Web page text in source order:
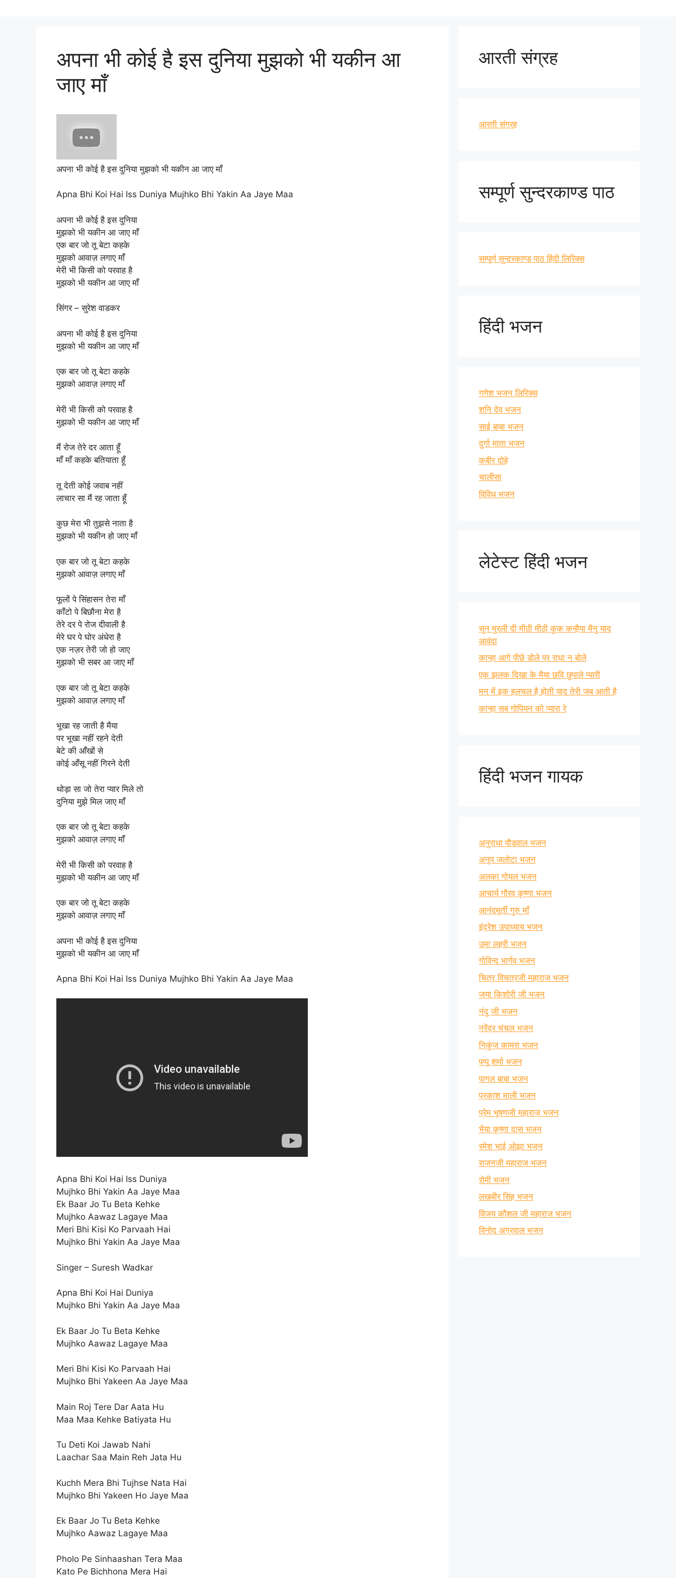
अपना भी कोई है इस दुनिया मुझको भी यकीन आ
जाए माँ
अपना भी कोई है इस दुनिया मुझको भी यकीन आ जाए माँ
Apna Bhi Koi Hai Iss Duniya Mujhko Bhi Yakin Aa Jaye Maa
अपना भी कोई है इस दुनिया
मुझको भी यकीन आ जाए माँ
एक बार जो तू बेटा कहके
मुझको आवाज़ लगाए माँ
मेरी भी किसी को परवाह है
मुझको भी यकीन आ जाए माँ
सिंगर – सुरेश वाडकर
अपना भी कोई है इस दुनिया
मुझको भी यकीन आ जाए माँ
एक बार जो तू बेटा कहके
मुझको आवाज़ लगाए माँ
मेरी भी किसी को परवाह है
मुझको भी यकीन आ जाए माँ
मैं रोज तेरे दर आता हूँ
माँ माँ कहके बतियाता हूँ
तू देती कोई जवाब नहीं
लाचार सा मैं रह जाता हूँ
कुछ मेरा भी तुझसे नाता है
मुझको भी यकीन हो जाए माँ
एक बार जो तू बेटा कहके
मुझको आवाज़ लगाए माँ
फूलों पे सिंहासन तेरा माँ
काँटो पे बिछौना मेरा है
तेरे दर पे रोज दीवाली है
मेरे घर पे घोर अंधेरा है
एक नज़र तेरी जो हो जाए
मुझको भी सबर आ जाए माँ
एक बार जो तू बेटा कहके
मुझको आवाज़ लगाए माँ
भूखा रह जाती है मैया
पर भूखा नहीं रहने देती
बेटे की आँखों से
कोई आँसू नहीं गिरने देती
थोड़ा सा जो तेरा प्यार मिले तो
दुनिया मुझे मिल जाए माँ
एक बार जो तू बेटा कहके
मुझको आवाज़ लगाए माँ
मेरी भी किसी को परवाह है
मुझको भी यकीन आ जाए माँ
एक बार जो तू बेटा कहके
मुझको आवाज़ लगाए माँ
अपना भी कोई है इस दुनिया
मुझको भी यकीन आ जाए माँ
Apna Bhi Koi Hai Iss Duniya Mujhko Bhi Yakin Aa Jaye Maa
Apna Bhi Koi Hai Iss Duniya
Mujhko Bhi Yakin Aa Jaye Maa
Ek Baar Jo Tu Beta Kehke
Mujhko Aawaz Lagaye Maa
Meri Bhi Kisi Ko Parvaah Hai
Mujhko Bhi Yakin Aa Jaye Maa
Singer – Suresh Wadkar
Apna Bhi Koi Hai Duniya
Mujhko Bhi Yakin Aa Jaye Maa
Ek Baar Jo Tu Beta Kehke
Mujhko Aawaz Lagaye Maa
Meri Bhi Kisi Ko Parvaah Hai
Mujhko Bhi Yakeen Aa Jaye Maa
Main Roj Tere Dar Aata Hu
Maa Maa Kehke Batiyata Hu
Tu Deti Koi Jawab Nahi
Laachar Saa Main Reh Jata Hu
Kuchh Mera Bhi Tujhse Nata Hai
Mujhko Bhi Yakeen Ho Jaye Maa
Ek Baar Jo Tu Beta Kehke
Mujhko Aawaz Lagaye Maa
Pholo Pe Sinhaashan Tera Maa
Kato Pe Bichhona Mera Hai
आरती संग्रह
आरती संग्रह
सम्पूर्ण सुन्दरकाण्ड पाठ
सम्पूर्ण सुन्दरकाण्ड पाठ हिंदी लिरिक्स
हिंदी भजन
गणेश भजन लिरिक्स
शनि देव भजन
साई बाबा भजन
दुर्गा माता भजन
कबीर दोहे
चालीसा
विविध भजन
लेटेस्ट हिंदी भजन
सुन मुरली दी मीठी मीठी कुक कन्हैया मैनु याद
आवंदा
कान्हा आगे पीछे डोले पर राधा न बोले
एक झलक दिखा के मैया छवि छुपाले प्यारी
मन में इक हलचल है होती याद तेरी जब आती है
कान्हा सब गोपियन को प्यारा रे
हिंदी भजन गायक
अनुराधा पौडवाल भजन
अनूप जलोटा भजन
अलका गोयल भजन
आचार्य गौरव कृष्णा भजन
आनंदमूर्ती गुरु माँ
इंद्रेश उपाध्याय भजन
उमा लहरी भजन
गोविन्द भार्गव भजन
चित्र विचत्रजी महाराज भजन
जया किशोरी जी भजन
नंदू जी भजन
नरेंद्र चंचल भजन
निकुंज कामरा भजन
पप्पू शर्मा भजन
पागल बाबा भजन
प्रकाश माली भजन
प्रेम भूषणजी महाराज भजन
भैया कृष्णा दास भजन
रमेश भाई ओझा भजन
राजनजी महाराज भजन
रोमी भजन
लखबीर सिंह भजन
विजय कौशल जी महाराज भजन
विनोद अग्रवाल भजन